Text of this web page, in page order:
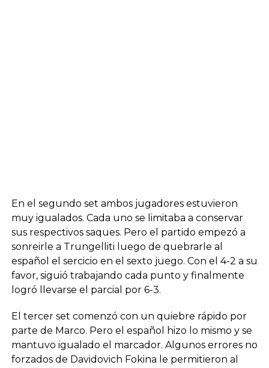
En el segundo set ambos jugadores estuvieron
muy igualados. Cada uno se limitaba a conservar
sus respectivos saques. Pero el partido empezó a
sonreirle a Trungelliti luego de quebrarle al
español el sercicio en el sexto juego. Con el 4-2 a su
favor, siguió trabajando cada punto y finalmente
logró llevarse el parcial por 6-3.
El tercer set comenzó con un quiebre rápido por
parte de Marco. Pero el español hizo lo mismo y se
mantuvo igualado el marcador. Algunos errores no
forzados de Davidovich Fokina le permitieron al